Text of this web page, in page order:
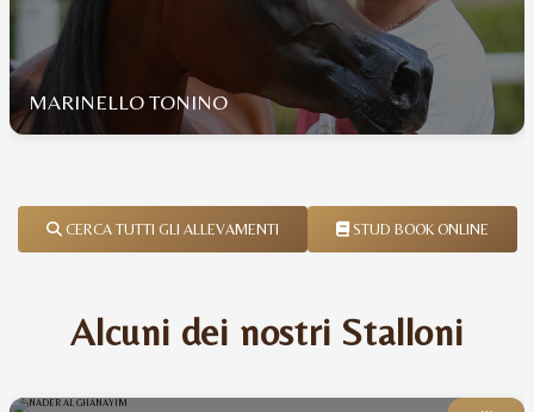
MARINELLO TONINO
CERCA TUTTI GLI ALLEVAMENTI STUD BOOK ONLINE
Alcuni dei nostri Stalloni